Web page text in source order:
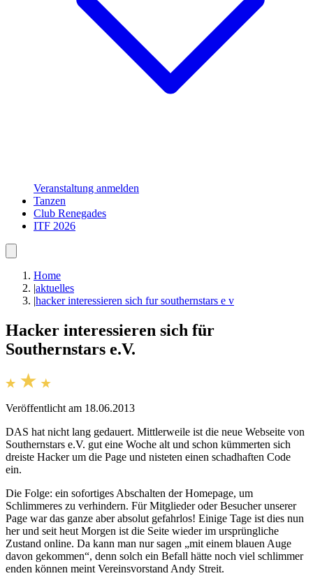
Veranstaltung anmelden
Tanzen
Club Renegades
ITF 2026
Home
|aktuelles
|hacker interessieren sich fur southernstars e v
Hacker interessieren sich für
Southernstars e.V.
Veröffentlicht am 18.06.2013
DAS hat nicht lang gedauert. Mittlerweile ist die neue Webseite von
Southernstars e.V. gut eine Woche alt und schon kümmerten sich
dreiste Hacker um die Page und nisteten einen schadhaften Code
ein.
Die Folge: ein sofortiges Abschalten der Homepage, um
Schlimmeres zu verhindern. Für Mitglieder oder Besucher unserer
Page war das ganze aber absolut gefahrlos! Einige Tage ist dies nun
her und seit heut Morgen ist die Seite wieder im ursprüngliche
Zustand online. Da kann man nur sagen „mit einem blauen Auge
davon gekommen“, denn solch ein Befall hätte noch viel schlimmer
enden können meint Vereinsvorstand Andy Streit.